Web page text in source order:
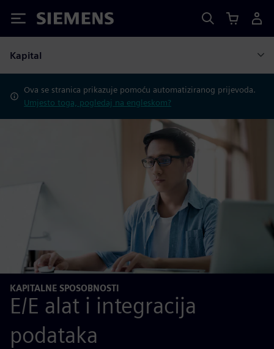
Siemens
Kapital
Ova se stranica prikazuje pomoću automatiziranog prijevoda.
Umjesto toga, pogledaj na engleskom?
KAPITALNE SPOSOBNOSTI
E/E alat i integracija
podataka